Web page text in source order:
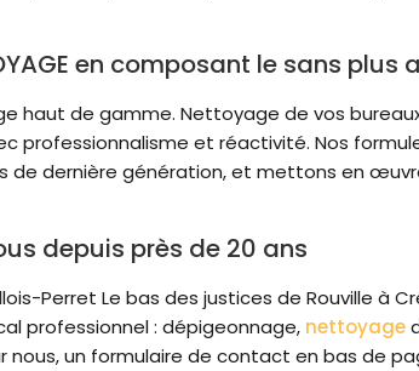
en composant le sans plus
haut de gamme. Nettoyage de vos
professionnalisme et réactivité. Nos
de dernière génération, et mettons en
depuis près de 20 ans
Perret Le bas des justices de Rouville à
professionnel : dépigeonnage, nettoyage
un formulaire de contact en bas de